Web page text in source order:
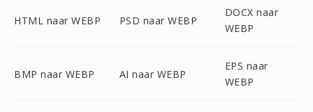
HTML naar WEBP PSD naar WEBP
DOCX naar
WEBP
BMP naar WEBP AI naar WEBP
EPS naar
WEBP